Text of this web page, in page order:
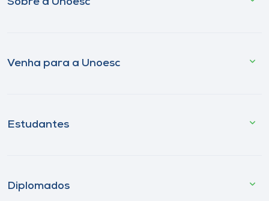
Venha para a Unoesc
Estudantes
Diplomados